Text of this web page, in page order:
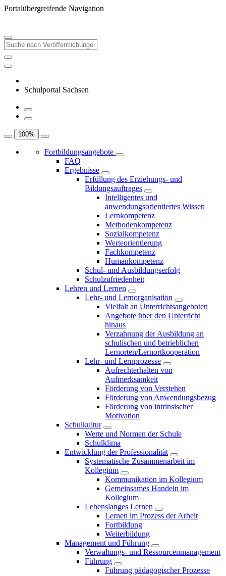
Portalübergreifende Navigation
Schulportal Sachsen
100%
Fortbildungsangebote
FAQ
Ergebnisse
Erfüllung des Erziehungs- und
Bildungsauftrages
Intelligentes und
anwendungsorientiertes Wissen
Lernkompetenz
Methodenkompetenz
Sozialkompetenz
Werteorientierung
Fachkompetenz
Humankompetenz
Schul- und Ausbildungserfolg
Schulzufriedenheit
Lehren und Lernen
Lehr- und Lernorganisation
Vielfalt an Unterrichtsangeboten
Angebote über den Unterricht
hinaus
Verzahnung der Ausbildung an
schulischen und betrieblichen
Lernorten/Lernortkooperation
Lehr- und Lernprozesse
Aufrechterhalten von
Aufmerksamkeit
Förderung von Verstehen
Förderung von Anwendungsbezug
Förderung von intrinsischer
Motivation
Schulkultur
Werte und Normen der Schule
Schulklima
Entwicklung der Professionalität
Systematische Zusammenarbeit im
Kollegium
Kommunikation im Kollegium
Gemeinsames Handeln im
Kollegium
Lebenslanges Lernen
Lernen im Prozess der Arbeit
Fortbildung
Weiterbildung
Management und Führung
Verwaltungs- und Ressourcenmanagement
Führung
Führung pädagogischer Prozesse